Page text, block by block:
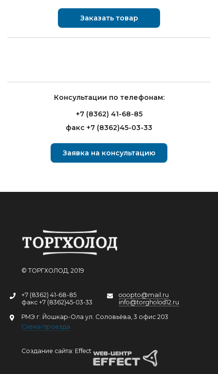
Заказать товар
Консультации по телефонам:
+7 (8362) 41-68-85
факс +7 (8362)45-03-33
Заявка на консультацию
© ТОРГХОЛОД, 2019
+7 (8362) 41-68-85
факс +7 (8362)45-03-33
ooopto@mail.ru
info@torgholod12.ru
РМЭ г. Йошкар-Ола ул. Соловьёва, 3 офис 203
Схема проезда
Создание сайта: Effect